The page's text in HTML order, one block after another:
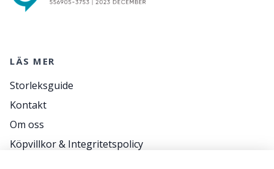
LÄS MER
Storleksguide
Kontakt
Om oss
Köpvillkor & Integritetspolicy